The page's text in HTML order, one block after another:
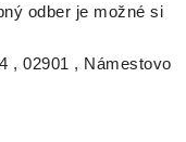
odber je možné si
, 02901 , Námestovo